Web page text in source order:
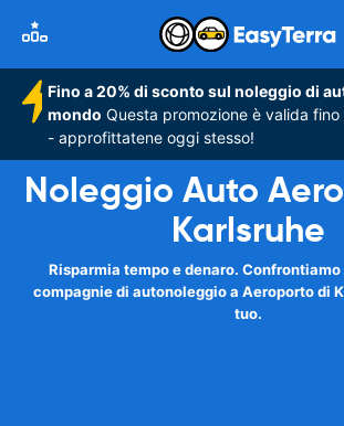
Fino a 20% di sconto sul noleggio di
mondo Questa promozione è valida
- approfittatene oggi stesso!
Noleggio Auto
Karlsruhe
Risparmia tempo e denaro.
compagnie di autonoleggio a Aeroporto di
tuo.